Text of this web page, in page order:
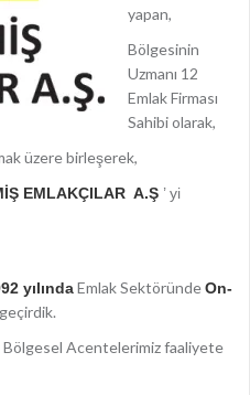
yapan,
Bölgesinin
Uzmanı 12
Emlak Firması
Sahibi olarak,
üzere birleşerek,
EMLAKÇILAR A.Ş ’ yi
yılındaEmlak SektöründeOn-
Bölgesel Acentelerimiz faaliyete